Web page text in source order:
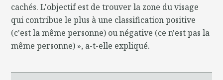
cachés. L'objectif est de trouver la zone du visage
qui contribue le plus à une classification positive
(c'est la même personne) ou négative (ce n'est pas la
même personne) », a-t-elle expliqué.